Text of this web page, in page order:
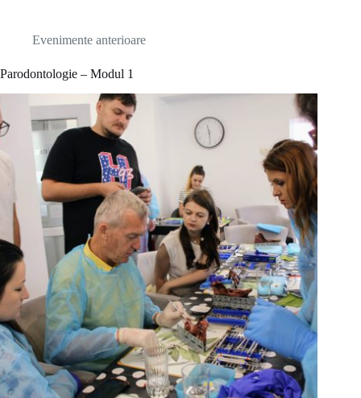
Evenimente anterioare
Parodontologie – Modul 1